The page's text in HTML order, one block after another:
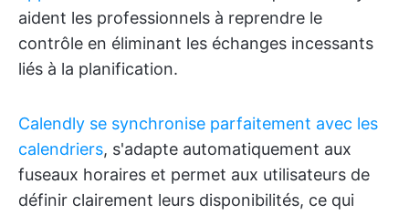
aident les professionnels à reprendre le
contrôle en éliminant les échanges incessants
liés à la planification.
Calendly se synchronise parfaitement avec les
calendriers, s'adapte automatiquement aux
fuseaux horaires et permet aux utilisateurs de
définir clairement leurs disponibilités, ce qui